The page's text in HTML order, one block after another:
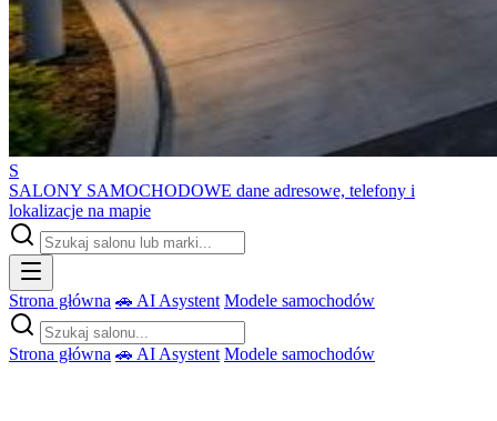
S
SALONY SAMOCHODOWE dane adresowe, telefony i
lokalizacje na mapie
Strona główna 🚗 AI Asystent Modele samochodów
Strona główna 🚗 AI Asystent Modele samochodów